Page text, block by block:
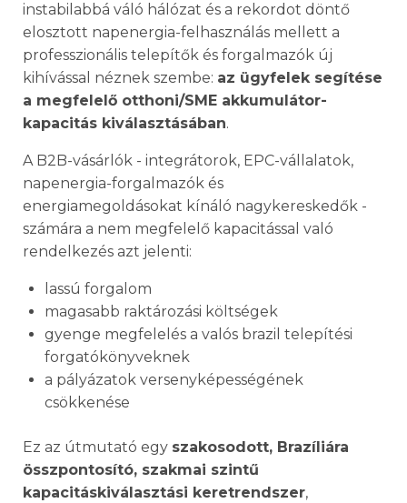
instabilabbá váló hálózat és a rekordot döntő
elosztott napenergia-felhasználás mellett a
professzionális telepítők és forgalmazók új
kihívással néznek szembe: az ügyfelek segítése
a megfelelő otthoni/SME akkumulátor-
kapacitás kiválasztásában.
A B2B-vásárlók - integrátorok, EPC-vállalatok,
napenergia-forgalmazók és
energiamegoldásokat kínáló nagykereskedők -
számára a nem megfelelő kapacitással való
rendelkezés azt jelenti:
lassú forgalom
magasabb raktározási költségek
gyenge megfelelés a valós brazil telepítési
forgatókönyveknek
a pályázatok versenyképességének
csökkenése
Ez az útmutató egy szakosodott, Brazíliára
összpontosító, szakmai szintű
kapacitáskiválasztási keretrendszer,